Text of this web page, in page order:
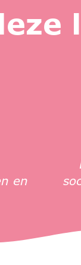
en